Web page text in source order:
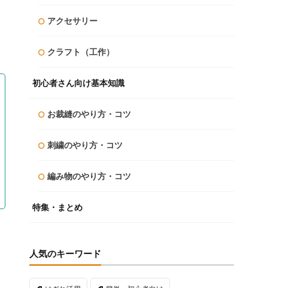
アクセサリー
クラフト（工作）
初心者さん向け基本知識
お裁縫のやり方・コツ
刺繍のやり方・コツ
編み物のやり方・コツ
特集・まとめ
人気のキーワード